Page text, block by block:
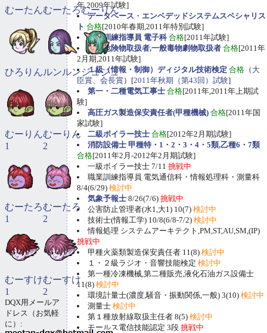
年,2009年試験]
データベース ・ エンベデッドシステムスペシャリス
ト 合格[2010年春期,2011年特別試験]
職業訓練指導員 電子科 合格[2011年試験]
甲種危険物取扱者,一般毒物劇物取扱者 合格[2011年
2月期,2011年試験]
１級（情報・制御）ディジタル技術検定 合格 （ 大
臣賞、会長賞）[2011年秋期（第43回）試験]
第一・二種電気工事士 合格[2011年,2011年上期試
験]
高圧ガス製造保安責任者(甲種機械) 合格[2011年国
家試験]
二級ボイラー技士 合格[2012年2月期試験]
消防設備士 甲種特・1・2・3・4・5類,乙種6・7類
合格[2011年2月-2012年2月期試験]
一級ボイラー技士 7/11 挑戦中
職業訓練指導員 電気通信科・情報処理科・測量科
8/4(6/29) 検討中
気象予報士 8/26(7/6) 挑戦中
公害防止管理者(水1,大1) 10(7) 検討中
技術士(情報工学) 10/8(6/8-7/2) 検討中
情報処理 システムアーキテクト,PM,ST,AU,SM,(IP)
挑戦中
甲種火薬類製造保安責任者 11(8) 検討中
１・２級ラジオ・音響技能検定 検討中
第一種冷凍機械,第二種販売,液化石油ガス設備士
11(8) 検討中
環境計量士(濃度,騒音・振動関係,一般) 3(10) 検討中
測量士 検討中
第１種放射線取扱主任者 8(5) 検討中
モールス電信技能認定 3段 挑戦中
むーたんむーたろむーりん
ひろりんルンルンジュジュ
むーりん
1
むーりん
2
むーたろ
1
むーたろ
2
むーすけ
1
むーすけ
2
DQX用メールア
ドレス（お気軽
に）: